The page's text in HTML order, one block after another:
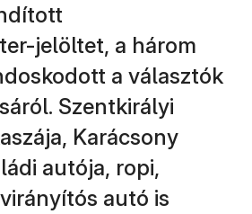
jelöltet, a három
a választók
Szentkirályi
Karácsony
autója, ropi,
autó is